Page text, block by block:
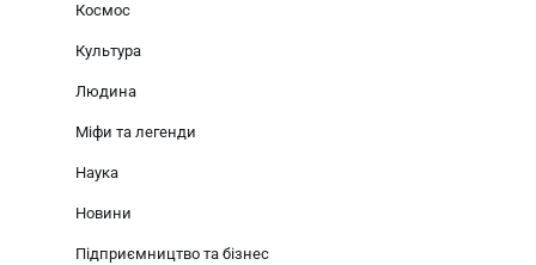
Космос
Культура
Людина
Міфи та легенди
Наука
Новини
Підприємництво та бізнес